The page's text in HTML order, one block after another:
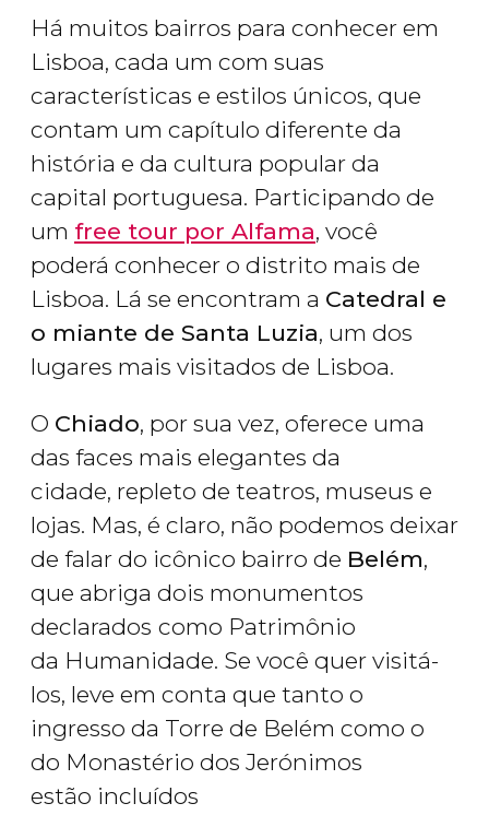
Há muitos bairros para conhecer em
Lisboa, cada um com suas
características e estilos únicos, que
contam um capítulo diferente da
história e da cultura popular da
capital portuguesa. Participando de
um free tour por Alfama, você
poderá conhecer o distrito mais de
Lisboa. Lá se encontram a Catedral e
o miante de Santa Luzia, um dos
lugares mais visitados de Lisboa.
O Chiado, por sua vez, oferece uma
das faces mais elegantes da
cidade, repleto de teatros, museus e
lojas. Mas, é claro, não podemos deixar
de falar do icônico bairro de Belém,
que abriga dois monumentos
declarados como Patrimônio
da Humanidade. Se você quer visitá-
los, leve em conta que tanto o
ingresso da Torre de Belém como o
do Monastério dos Jerónimos
estão incluídos